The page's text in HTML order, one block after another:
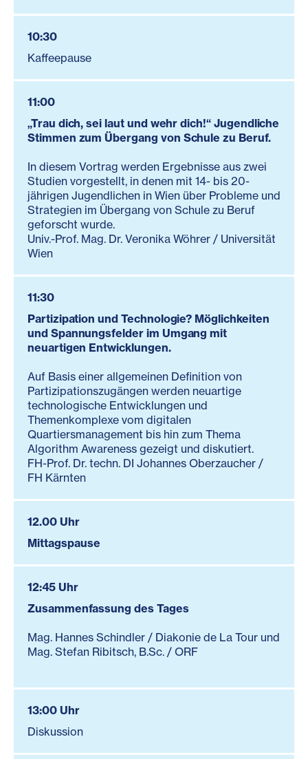
10:30
Kaffeepause
11:00
„Trau dich, sei laut und wehr dich!“ Jugendliche
Stimmen zum Übergang von Schule zu Beruf.
In diesem Vortrag werden Ergebnisse aus zwei
Studien vorgestellt, in denen mit 14- bis 20-
jährigen Jugendlichen in Wien über Probleme und
Strategien im Übergang von Schule zu Beruf
geforscht wurde.
Univ.-Prof. Mag. Dr. Veronika Wöhrer / Universität
Wien
11:30
Partizipation und Technologie? Möglichkeiten
und Spannungsfelder im Umgang mit
neuartigen Entwicklungen.
Auf Basis einer allgemeinen Definition von
Partizipationszugängen werden neuartige
technologische Entwicklungen und
Themenkomplexe vom digitalen
Quartiersmanagement bis hin zum Thema
Algorithm Awareness gezeigt und diskutiert.
FH-Prof. Dr. techn. DI Johannes Oberzaucher /
FH Kärnten
12.00 Uhr
Mittagspause
12:45 Uhr
Zusammenfassung des Tages
Mag. Hannes Schindler / Diakonie de La Tour und
Mag. Stefan Ribitsch, B.Sc. / ORF
13:00 Uhr
Diskussion